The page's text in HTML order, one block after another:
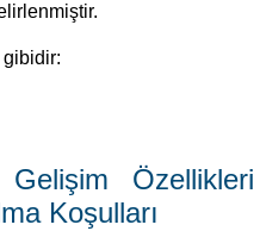
gibidir:
Özellikleri
Koşulları